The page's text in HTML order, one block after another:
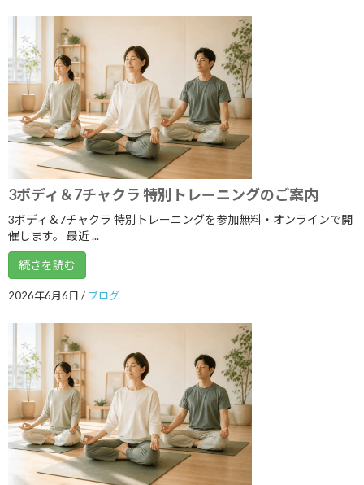
2022年6月
2022年5月
2022年4月
2022年3月
2022年2月
2022年1月
2021年12月
2021年11月
2021年8月
2021年7月
2021年6月
2021年5月
2021年4月
3ボディ＆7チャクラ 特別トレーニングのご案内
3ボディ＆7チャクラ 特別トレーニングを参加無料・オンラインで開
催します。 最近 ...
続きを読む
2026年6月6日 / ブログ